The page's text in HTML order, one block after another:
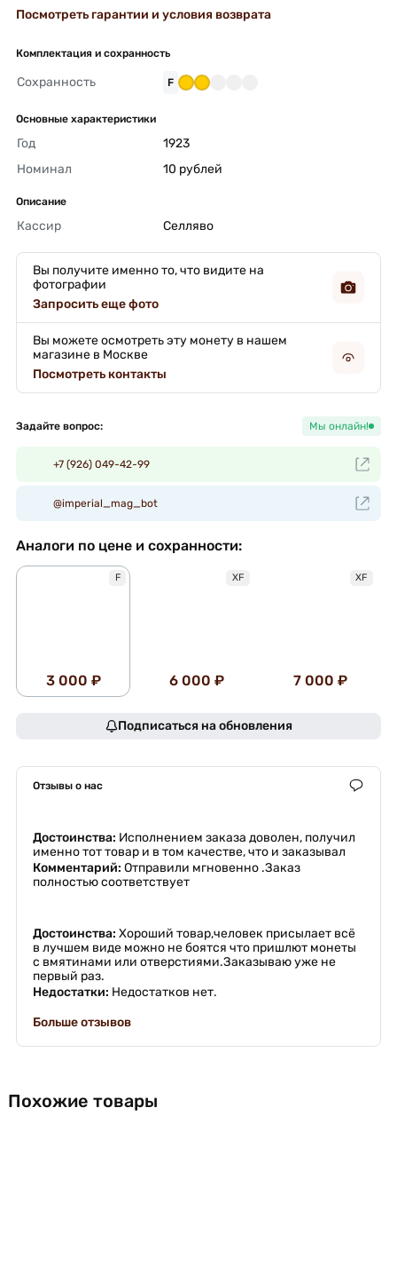
Посмотреть гарантии и условия возврата
Комплектация и сохранность
Сохранность F
Основные характеристики
Год
1923
Номинал
10 рублей
Описание
Кассир Селляво
Вы получите именно то, что видите на
фотографии
Запросить еще фото
Вы можете осмотреть эту монету в нашем
магазине в Москве
Посмотреть контакты
Задайте вопрос: Мы онлайн!
+7 (926) 049-42-99
@imperial_mag_bot
Аналоги по цене и сохранности:
F
3 000 ₽
XF
6 000 ₽
XF
7 000 ₽
Подписаться на обновления
Отзывы о нас
Достоинства: Исполнением заказа доволен, получил
именно тот товар и в том качестве, что и заказывал
Комментарий: Отправили мгновенно .Заказ
полностью соответствует
Достоинства: Хороший товар,человек присылает всё
в лучшем виде можно не боятся что пришлют монеты
с вмятинами или отверстиями.Заказываю уже не
первый раз.
Недостатки: Недостатков нет.
Больше отзывов
Похожие товары